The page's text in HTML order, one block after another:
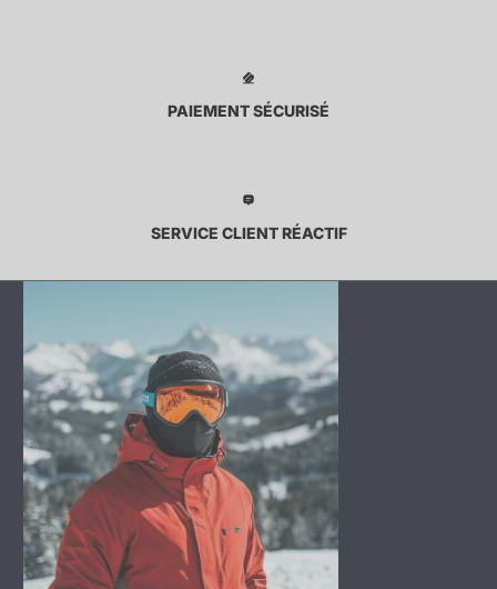
PAIEMENT SÉCURISÉ
SERVICE CLIENT RÉACTIF